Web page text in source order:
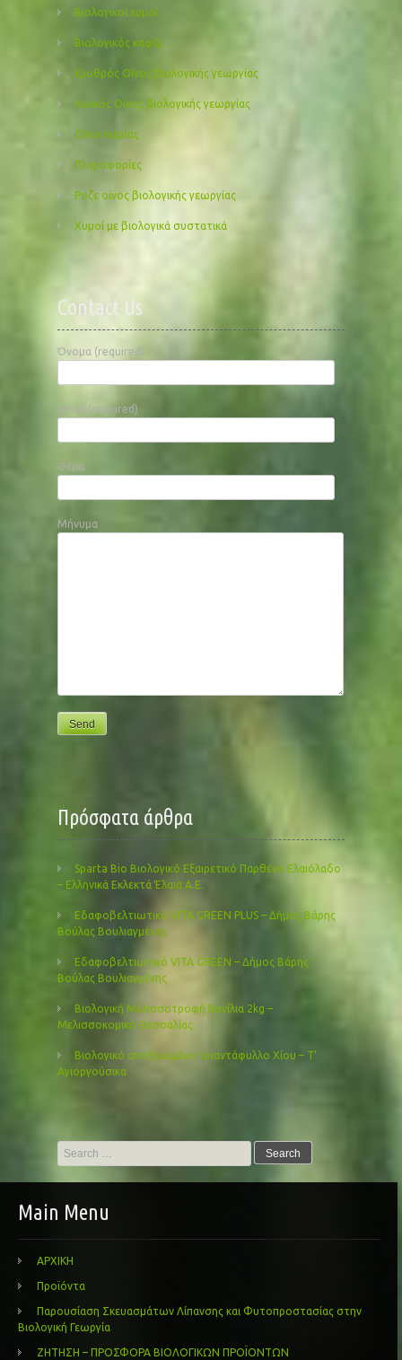
Βιολογικοί χυμοί
Βιολογικός καφές
Ερυθρός Οίνος βιολογικής γεωργίας
Λευκός Οίνος βιολογικής γεωργίας
Οίνοι Ικαρίας
Πληροφορίες
Ροζε οίνος βιολογικής γεωργίας
Χυμοί με βιολογικά συστατικά
Contact Us
Όνομα (required)
Email (required)
Θέμα
Μήνυμα
Πρόσφατα άρθρα
Sparta Bio Βιολογικό Εξαιρετικό Παρθένο Ελαιόλαδο
– Ελληνικά Εκλεκτά Έλαια Α.Ε.
Εδαφοβελτιωτικό VITA GREEN PLUS – Δήμος Βάρης
Βούλας Βουλιαγμένης
Εδαφοβελτιωτικό VITA GREEN – Δήμος Βάρης
Βούλας Βουλιαγμένης
Βιολογική Μελισσοτροφή Βανίλια 2kg –
Μελισσοκομική Θεσσαλίας
Βιολογικό αποξηραμένο τριαντάφυλλο Χίου – Τ’
Αγιοργούσικα
Search
for:
Main Menu
ΑΡΧΙΚΗ
Προϊόντα
Παρουσίαση Σκευασμάτων Λίπανσης και Φυτοπροστασίας στην
Βιολογική Γεωργία
ΖΗΤΗΣΗ – ΠΡΟΣΦΟΡΑ ΒΙΟΛΟΓΙΚΩΝ ΠΡΟΪΟΝΤΩΝ